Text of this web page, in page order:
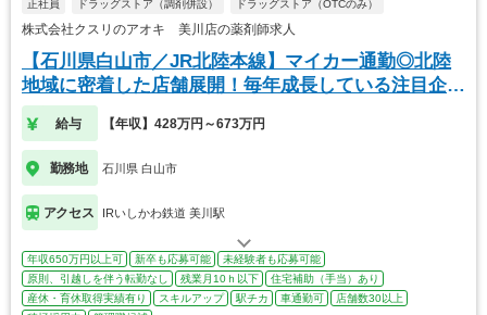
正社員 ドラッグストア（調剤併設） ドラッグストア（OTCのみ）
株式会社クスリのアオキ 美川店の薬剤師求人
【石川県白山市／JR北陸本線】マイカー通勤◎北陸
地域に密着した店舗展開！毎年成長している注目企業
です
給与 【年収】428万円～673万円
勤務地 石川県 白山市
アクセス IRいしかわ鉄道 美川駅
年収650万円以上可 新卒も応募可能
未経験者も応募可能
原則、引越しを伴う転勤なし
残業月10ｈ以下
住宅補助（手当）あり
産休・育休取得実績有り
スキルアップ 駅チカ 車通勤可
店舗数30以上